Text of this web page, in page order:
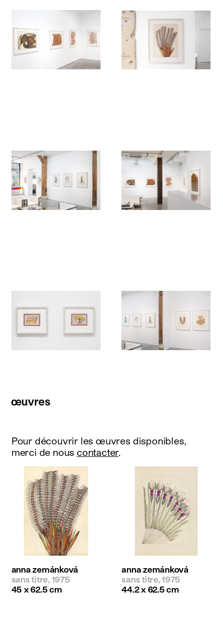
œuvres
Pour découvrir les œuvres disponibles,
merci de nous contacter.
anna zemánková
sans titre, 1975
45 x 62.5 cm
anna zemánková
sans titre, 1975
44.2 x 62.5 cm